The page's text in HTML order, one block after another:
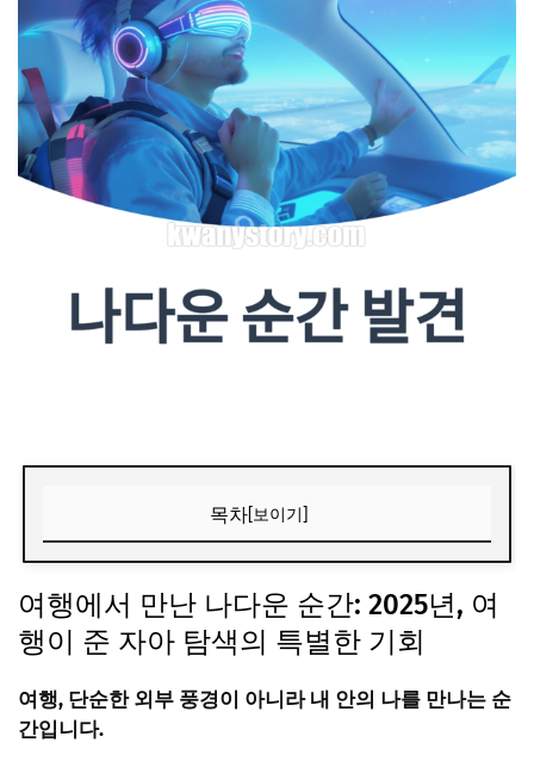
목차[보이기]
특별한 기회
1. ‘나’를 찾는 여행 트렌드의 변화
3. 나다운 여행을 위한 준비 체크리스트
여행에서 만난 나다운 순간: 2025년, 여
행이 준 자아 탐색의 특별한 기회
여행, 단순한 외부 풍경이 아니라 내 안의 나를 만나는 순
간입니다.